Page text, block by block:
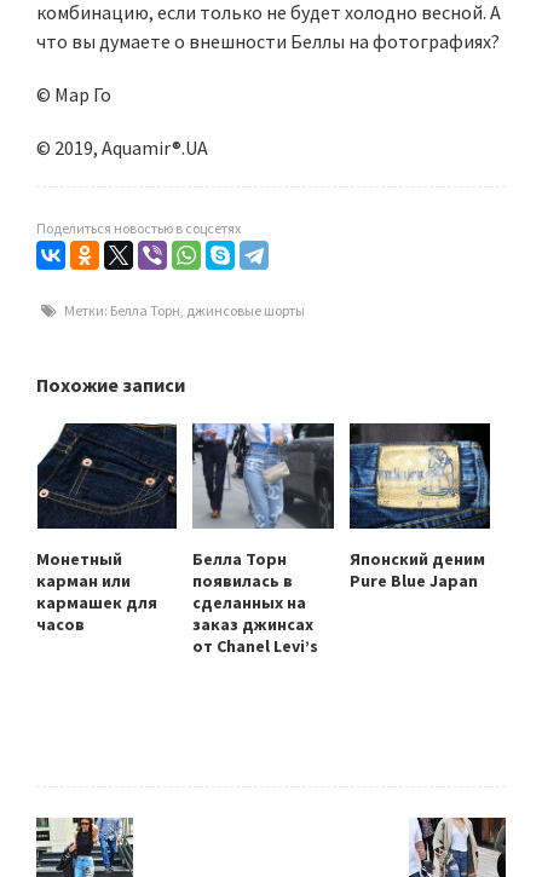
комбинацию, если только не будет холодно весной. А
что вы думаете о внешности Беллы на фотографиях?
© Мар Го
© 2019, Aquamir®.UA
Поделиться новостью в соцсетях
Метки: Белла Торн, джинсовые шорты
Похожие записи
Монетный
карман или
кармашек для
часов
Белла Торн
появилась в
сделанных на
заказ джинсах
от Chanel Levi’s
Японский деним
Pure Blue Japan